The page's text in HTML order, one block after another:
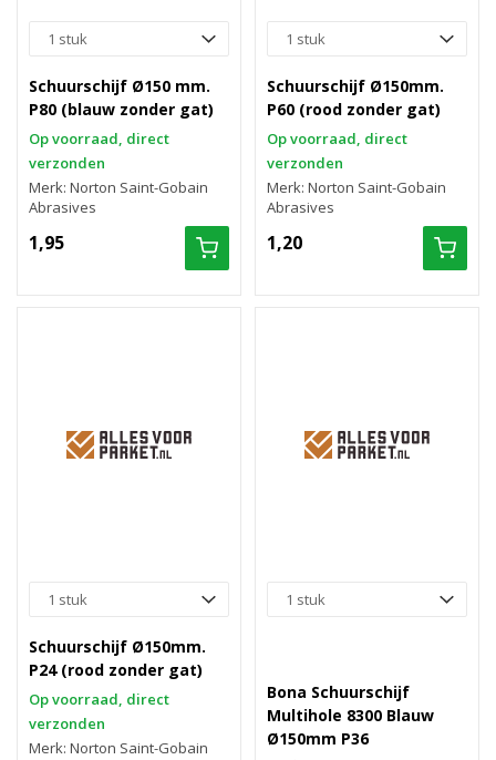
Schuurschijf Ø150 mm.
P80 (blauw zonder gat)
Op voorraad, direct
verzonden
Merk: Norton Saint-Gobain
Abrasives
1,95
Schuurschijf Ø150mm.
P60 (rood zonder gat)
Op voorraad, direct
verzonden
Merk: Norton Saint-Gobain
Abrasives
1,20
Schuurschijf Ø150mm.
P24 (rood zonder gat)
Op voorraad, direct
verzonden
Merk: Norton Saint-Gobain
Bona Schuurschijf
Multihole 8300 Blauw
Ø150mm P36